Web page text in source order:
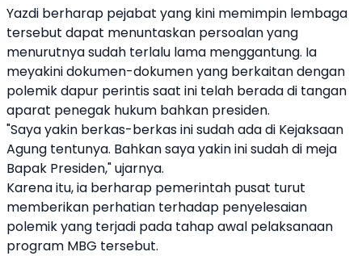
Yazdi berharap pejabat yang kini memimpin lembaga
tersebut dapat menuntaskan persoalan yang
menurutnya sudah terlalu lama menggantung. Ia
meyakini dokumen-dokumen yang berkaitan dengan
polemik dapur perintis saat ini telah berada di tangan
aparat penegak hukum bahkan presiden.
"Saya yakin berkas-berkas ini sudah ada di Kejaksaan
Agung tentunya. Bahkan saya yakin ini sudah di meja
Bapak Presiden," ujarnya.
Karena itu, ia berharap pemerintah pusat turut
memberikan perhatian terhadap penyelesaian
polemik yang terjadi pada tahap awal pelaksanaan
program MBG tersebut.